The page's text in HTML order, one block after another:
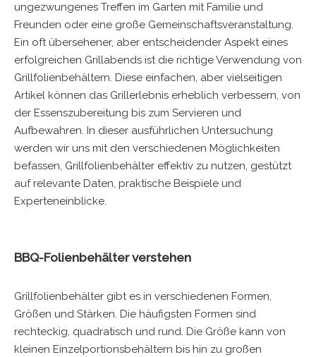
ungezwungenes Treffen im Garten mit Familie und
Freunden oder eine große Gemeinschaftsveranstaltung.
Ein oft übersehener, aber entscheidender Aspekt eines
erfolgreichen Grillabends ist die richtige Verwendung von
Grillfolienbehältern. Diese einfachen, aber vielseitigen
Artikel können das Grillerlebnis erheblich verbessern, von
der Essenszubereitung bis zum Servieren und
Aufbewahren. In dieser ausführlichen Untersuchung
werden wir uns mit den verschiedenen Möglichkeiten
befassen, Grillfolienbehälter effektiv zu nutzen, gestützt
auf relevante Daten, praktische Beispiele und
Experteneinblicke.
BBQ-Folienbehälter verstehen
Grillfolienbehälter gibt es in verschiedenen Formen,
Größen und Stärken. Die häufigsten Formen sind
rechteckig, quadratisch und rund. Die Größe kann von
kleinen Einzelportionsbehältern bis hin zu großen